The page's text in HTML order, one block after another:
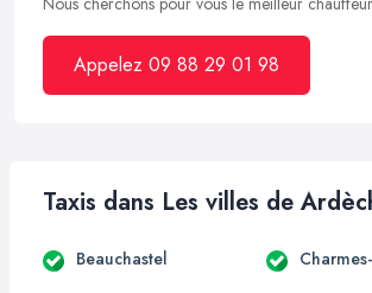
Appelez 09 88 29 01 98
Taxis dans Les villes de
Beauchastel